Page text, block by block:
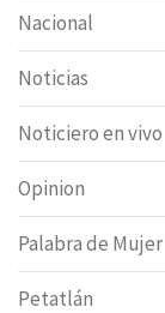
Nacional
Noticias
Noticiero en vivo
Opinion
Palabra de Mujer
Petatlán